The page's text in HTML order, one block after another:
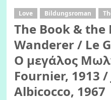
Love Bildungsroman
The Book & the
Wanderer / Le
Ο μεγάλος
Fournier, 1913
Albicocco, 1967